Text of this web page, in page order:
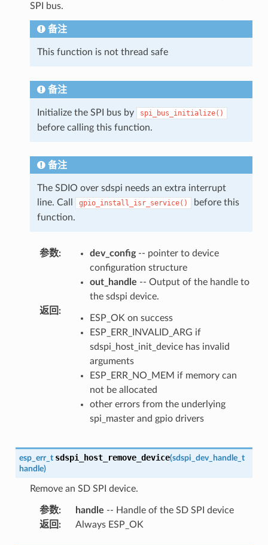
SPI bus.
备注
This function is not thread safe
备注
Initialize the SPI bus by spi_bus_initialize()
before calling this function.
备注
The SDIO over sdspi needs an extra interrupt
line. Call
gpio_install_isr_service()
before this
function.
参数: dev_config-- pointer to device
configuration structure
out_handle -- Output of the handle to
the sdspi device.
返回 :
ESP_OK on success
ESP_ERR_INVALID_ARG if
sdspi_host_init_device has invalid
arguments
ESP_ERR_NO_MEM if memory can
not be allocated
other errors from the underlying
spi_master and gpio drivers
esp_err_t sdspi_host_remove_device(sdspi_dev_handle_t
handle)
Remove an SD SPI device.
参数: handle -- Handle of the SD SPI device
返回 : Always ESP_OK